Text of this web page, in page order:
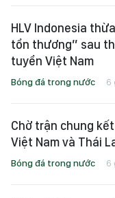
HLV Indonesia
tổn thương” sau
tuyển Việt Nam
Bóng đá trong nước 6
Chờ trận chung
Việt Nam và Thái
Bóng đá trong nước 6